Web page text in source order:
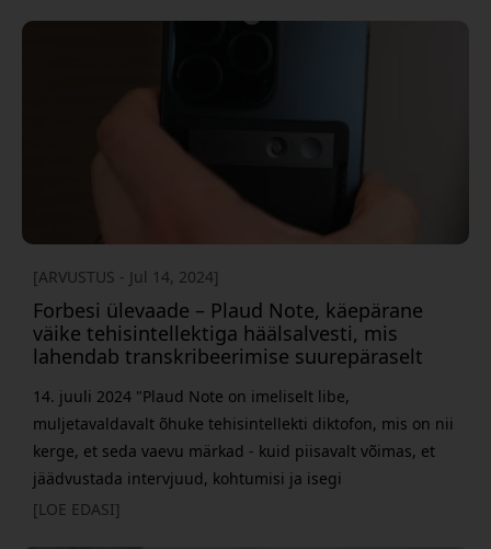
[ARVUSTUS - Jul 14, 2024]
Forbesi ülevaade – Plaud Note, käepärane
väike tehisintellektiga häälsalvesti, mis
lahendab transkribeerimise suurepäraselt
14. juuli 2024 "Plaud Note on imeliselt libe,
muljetavaldavalt õhuke tehisintellekti diktofon, mis on nii
kerge, et seda vaevu märkad - kuid piisavalt võimas, et
jäädvustada intervjuud, kohtumisi ja isegi
telefonikõnesid, andes silmapaistvaid transkriptsioone ja
[LOE EDASI]